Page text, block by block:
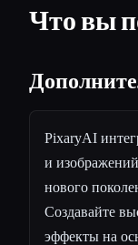
Что вы
PixaryAI
и
нового
Создавайте
эффекты на